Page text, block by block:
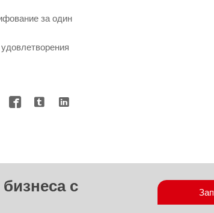
за один
  
с